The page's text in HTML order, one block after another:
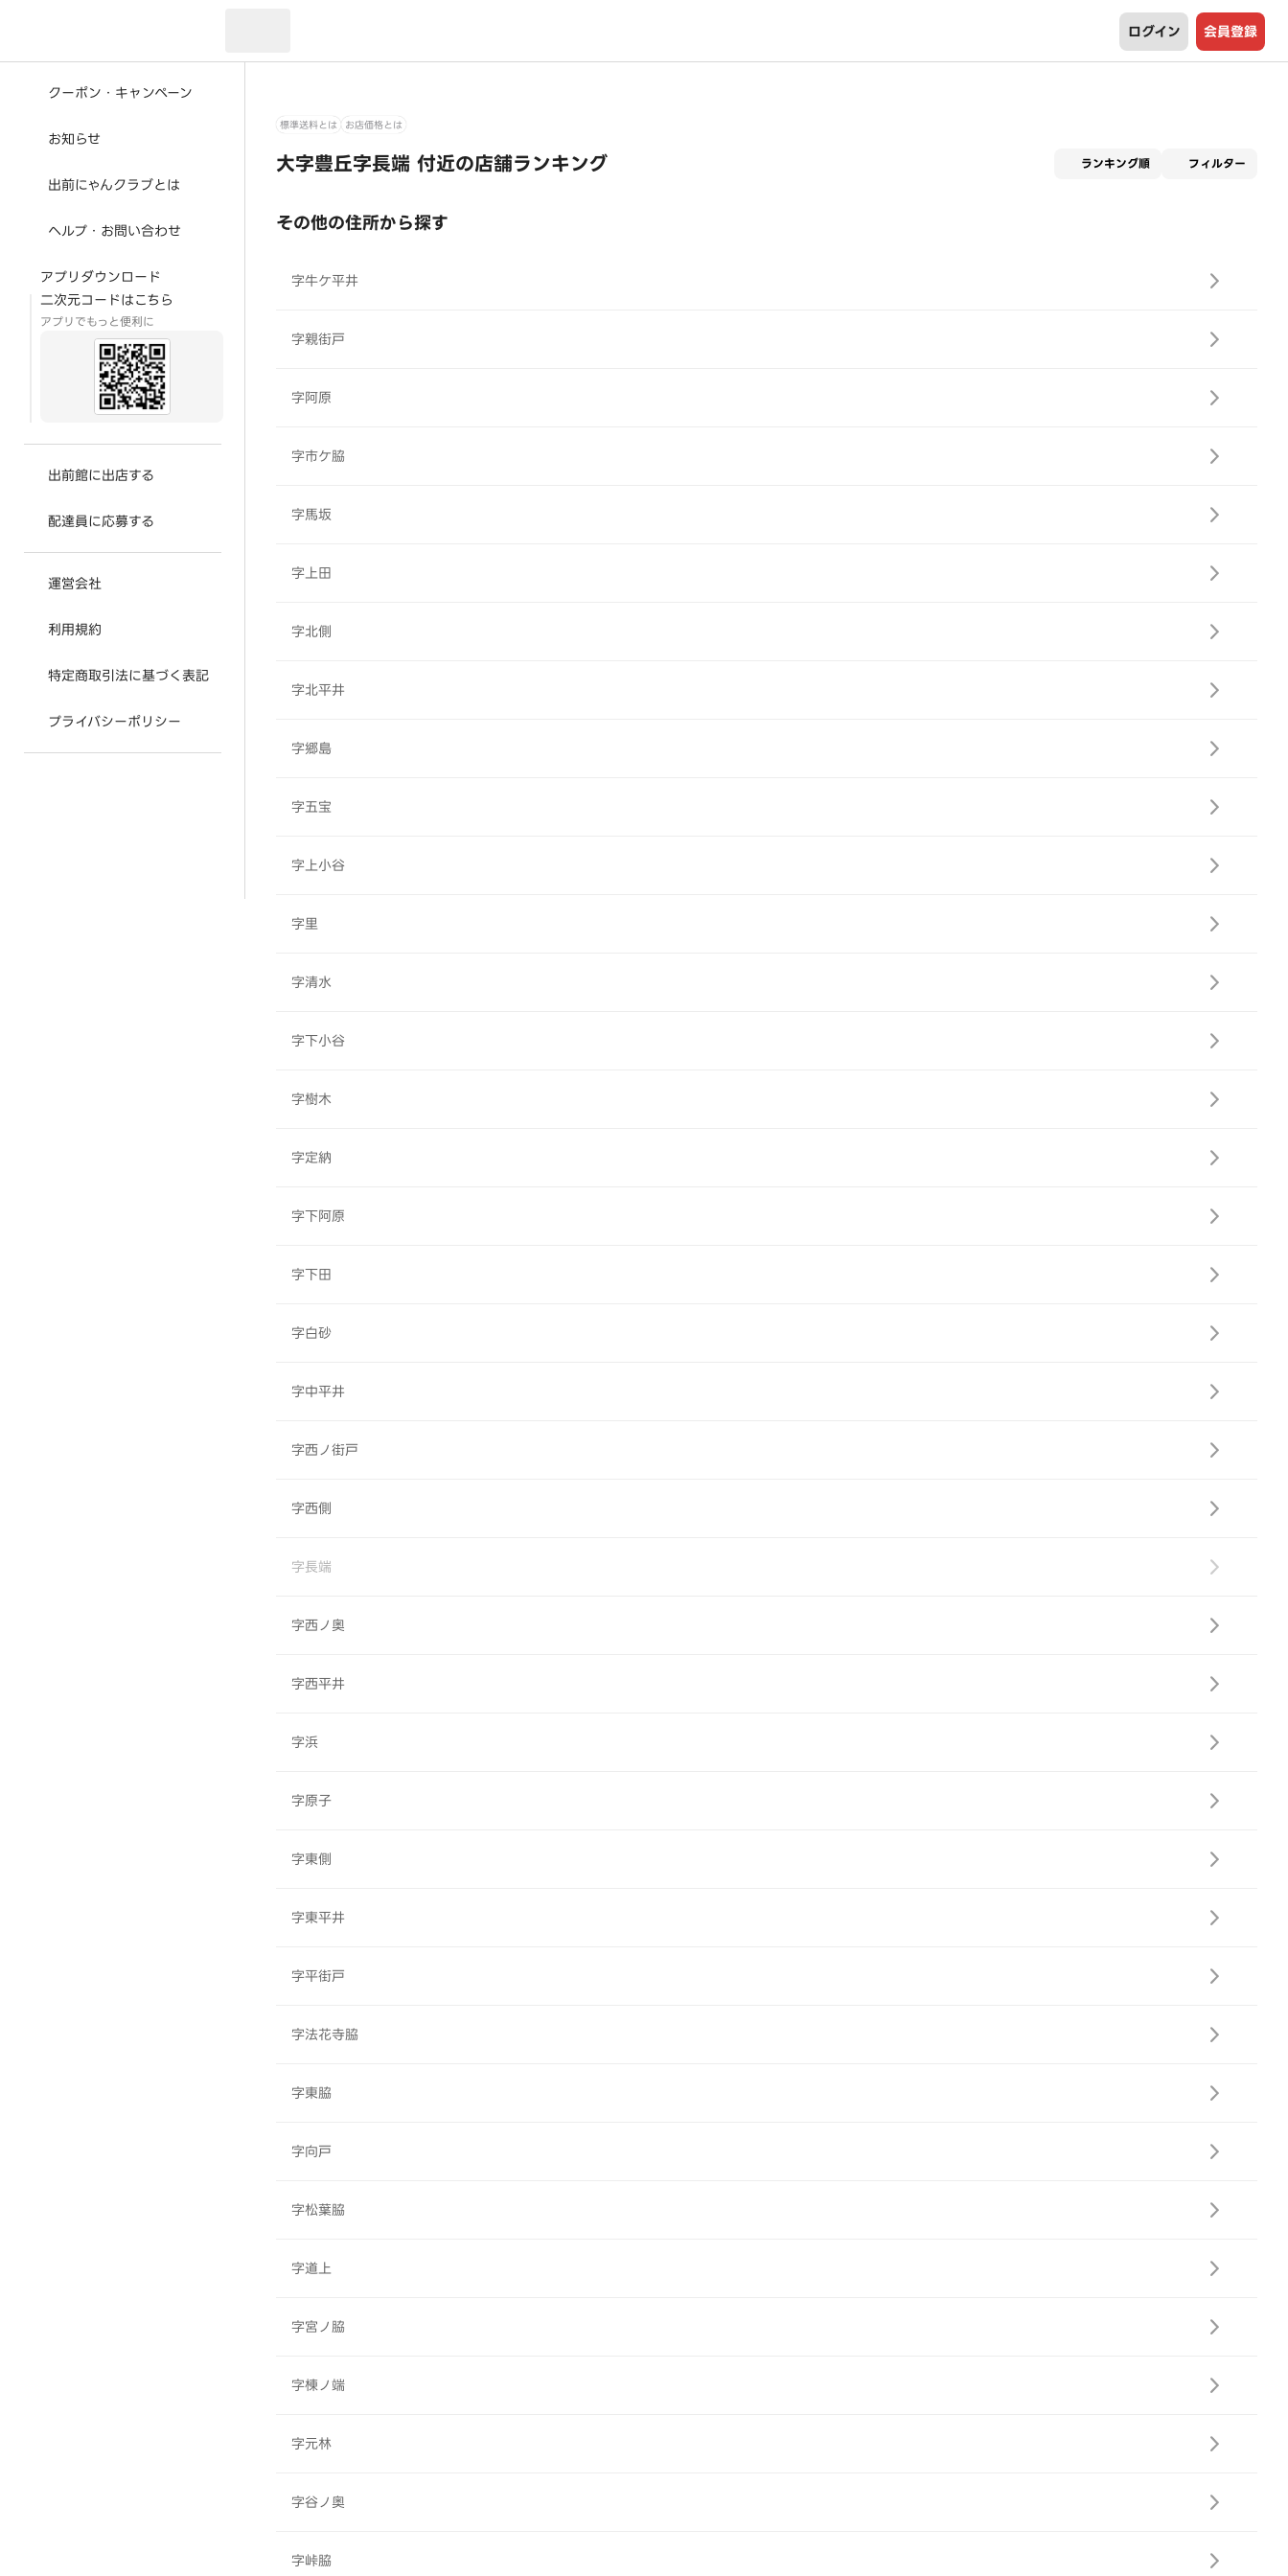
ログイン 会員登録
クーポン・キャンペーン
お知らせ
出前にゃんクラブとは
ヘルプ・お問い合わせ
アプリダウンロード
二次元コードはこちら
アプリでもっと便利に
出前館に出店する
配達員に応募する
運営会社
利用規約
特定商取引法に基づく表記
プライバシーポリシー
標準送料とは お店価格とは
大字豊丘字長端 付近の店舗ランキング ランキング順 フィルター
その他の住所から探す
字牛ケ平井
字親街戸
字阿原
字市ケ脇
字馬坂
字上田
字北側
字北平井
字郷島
字五宝
字上小谷
字里
字清水
字下小谷
字樹木
字定納
字下阿原
字下田
字白砂
字中平井
字西ノ街戸
字西側
字長端
字西ノ奥
字西平井
字浜
字原子
字東側
字東平井
字平街戸
字法花寺脇
字東脇
字向戸
字松葉脇
字道上
字宮ノ脇
字棟ノ端
字元林
字谷ノ奥
字峠脇